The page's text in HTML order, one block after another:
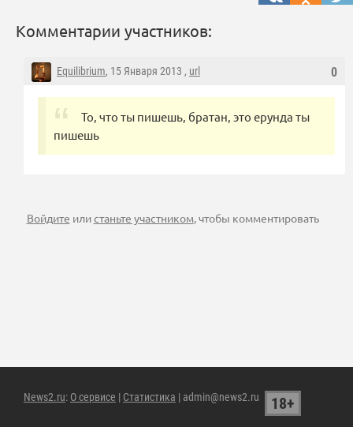
Комментарии участников:
0
Equilibrium, 15 Января 2013 , url
То, что ты пишешь, братан, это ерунда ты
пишешь
Войдите илистаньте участником, чтобы комментировать
News2.ru: О сервисе | Статистика | admin@news2.ru 18+